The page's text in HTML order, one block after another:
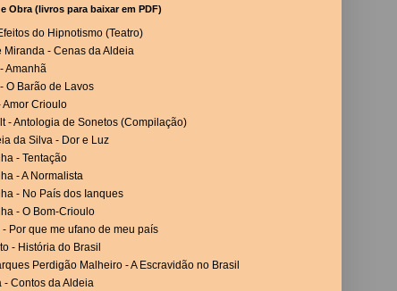
Obra (livros para baixar em PDF)
do Hipnotismo (Teatro)
Miranda - Cenas da Aldeia
Amanhã
O Barão de Lavos
Amor Crioulo
- Antologia de Sonetos (Compilação)
da Silva - Dor e Luz
- Tentação
- A Normalista
- No País dos Ianques
- O Bom-Crioulo
Por que me ufano de meu país
- História do Brasil
Perdigão Malheiro - A Escravidão no Brasil
- Contos da Aldeia